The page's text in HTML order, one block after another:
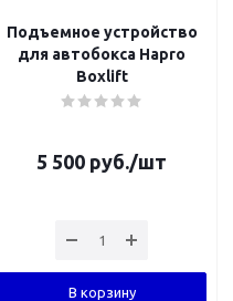
Подъемное устройство
для автобокса Hapro
Boxlift
5 500 руб./шт
В корзину